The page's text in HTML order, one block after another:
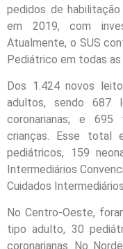
pedidos de
em 2019, com
Atualmente, o SUS
Pediátrico em todas as
Dos 1.424 novos
adultos, sendo 687
coronarianas; e
crianças. Esse total
pediátricos, 159
Intermediários
Cuidados
No Centro-Oeste,
tipo adulto, 30
coronarianas. No